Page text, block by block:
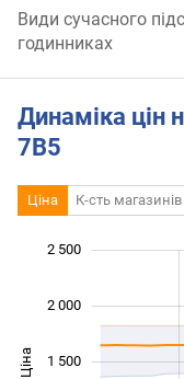
Види сучасного
годинниках
Динаміка цін
7B5
Ціна К-сть магазинів
Ціна 1 000
2 500
2 000
1 500